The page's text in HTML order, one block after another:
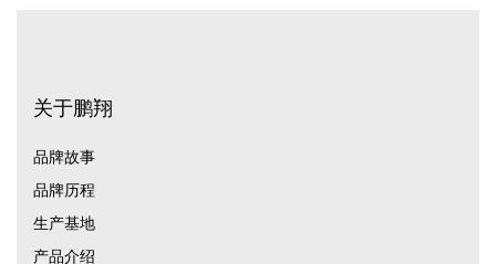
关于鹏翔
品牌故事
品牌历程
生产基地
产品介绍